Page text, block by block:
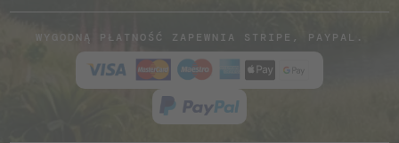
WYGODNĄ PŁATNOŚĆ ZAPEWNIA STRIPE, PAYPAL.